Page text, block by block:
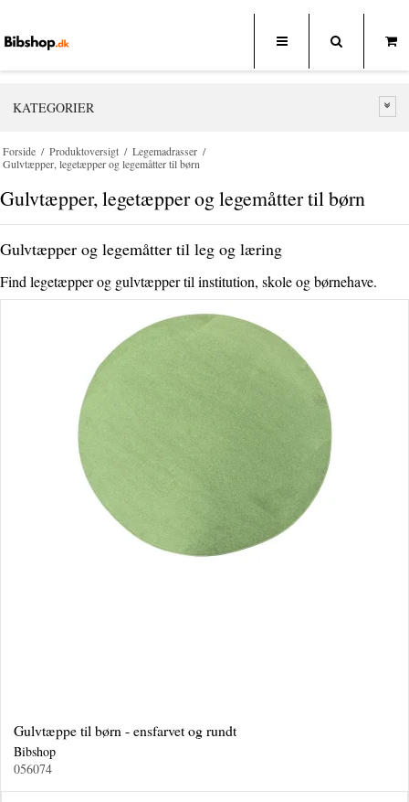
KATEGORIER
Forside / Produktoversigt / Legemadrasser /
Gulvtæpper, legetæpper og legemåtter til børn
Gulvtæpper, legetæpper og legemåtter til børn
Gulvtæpper og legemåtter til leg og læring
Find legetæpper og gulvtæpper til institution, skole og børnehave.
Gulvtæppe til børn - ensfarvet og rundt
Bibshop
056074